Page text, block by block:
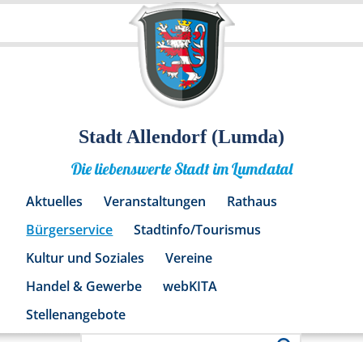
Stadt Allendorf (Lumda)
Die liebenswerte Stadt im Lumdatal
Aktuelles Veranstaltungen
Rathaus
Bürgerservice
Stadtinfo/Tourismus
Kultur und Soziales
Vereine
Handel & Gewerbe
webKITA
Stellenangebote